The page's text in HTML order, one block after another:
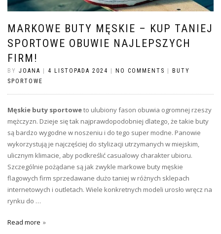
MARKOWE BUTY MĘSKIE – KUP TANIEJ
SPORTOWE OBUWIE NAJLEPSZYCH
FIRM!
BY JOANA 4 LISTOPADA 2024 NO COMMENTS
BUTY
SPORTOWE
Męskie buty sportoweto ulubiony fason obuwia ogromnej rzeszy
mężczyzn. Dzieje się tak najprawdopodobniej dlatego, że takie buty
są bardzo wygodne w noszeniu i do tego super modne. Panowie
wykorzystują je najczęściej do stylizacji utrzymanych w miejskim,
ulicznym klimacie, aby podkreślić casualowy charakter ubioru.
Szczególnie pożądane są jak zwykle markowe buty męskie
flagowych firm sprzedawane dużo taniej w różnych sklepach
internetowych i outletach. Wiele konkretnych modeli urosło wręcz na
rynku do …
Read more